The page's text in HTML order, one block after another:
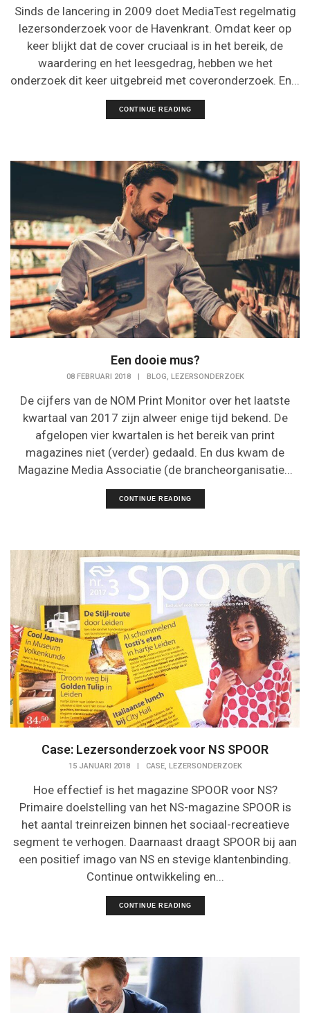
Sinds de lancering in 2009 doet MediaTest regelmatig
lezersonderzoek voor de Havenkrant. Omdat keer op
keer blijkt dat de cover cruciaal is in het bereik, de
waardering en het leesgedrag, hebben we het
onderzoek dit keer uitgebreid met coveronderzoek. En...
CONTINUE READING
Een dooie mus?
08 FEBRUARI 2018 BLOG, LEZERSONDERZOEK
De cijfers van de NOM Print Monitor over het laatste
kwartaal van 2017 zijn alweer enige tijd bekend. De
afgelopen vier kwartalen is het bereik van print
magazines niet (verder) gedaald. En dus kwam de
Magazine Media Associatie (de brancheorganisatie...
CONTINUE READING
Case: Lezersonderzoek voor NS SPOOR
15 JANUARI 2018 CASE, LEZERSONDERZOEK
Hoe effectief is het magazine SPOOR voor NS?
Primaire doelstelling van het NS-magazine SPOOR is
het aantal treinreizen binnen het sociaal-recreatieve
segment te verhogen. Daarnaast draagt SPOOR bij aan
een positief imago van NS en stevige klantenbinding.
Continue ontwikkeling en...
CONTINUE READING